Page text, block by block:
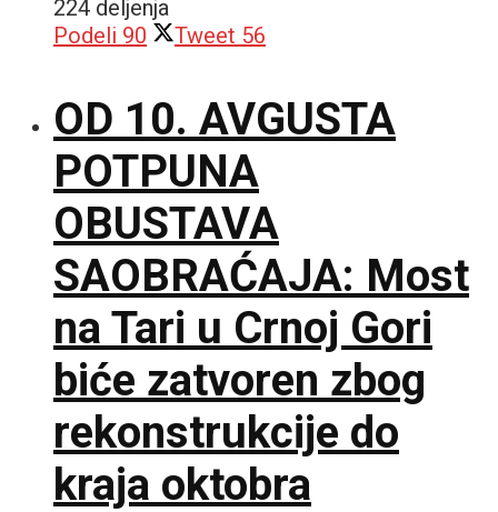
224 deljenja
Podeli 90 Tweet 56
OD 10. AVGUSTA
POTPUNA
OBUSTAVA
SAOBRAĆAJA: Most
na Tari u Crnoj Gori
biće zatvoren zbog
rekonstrukcije do
kraja oktobra